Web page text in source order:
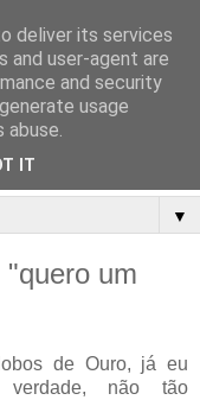
▼
um
de Ouro, já eu
verdade, não tão
deliver its services
and user-agent are
and security
usage
IT